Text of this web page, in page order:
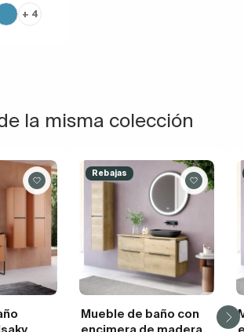
+ 4
la misma colección
Rebajas
Mueble de baño con